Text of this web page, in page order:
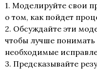
1. Моделируйте свои
о том, как пойдет
2. Обсуждайте эти
чтобы лучше
необходимые
3. Предсказывайте